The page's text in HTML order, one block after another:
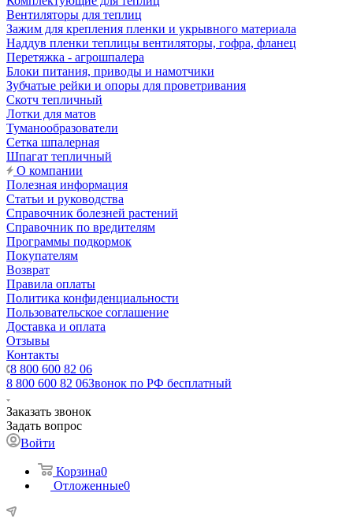
Вентиляторы для теплиц
Зажим для крепления пленки и укрывного материала
Наддув пленки теплицы вентиляторы, гофра, фланец
Перетяжка - агрошпалера
Блоки питания, приводы и намотчики
Зубчатые рейки и опоры для проветривания
Скотч тепличный
Лотки для матов
Туманообразователи
Сетка шпалерная
Шпагат тепличный
О компании
Полезная информация
Статьи и руководства
Справочник болезней растений
Справочник по вредителям
Программы подкормок
Покупателям
Возврат
Правила оплаты
Политика конфиденциальности
Пользовательское соглашение
Доставка и оплата
Отзывы
Контакты
8 800 600 82 06
8 800 600 82 06Звонок по РФ бесплатный
Заказать звонок
Задать вопрос
Войти
Корзина0
Отложенные0